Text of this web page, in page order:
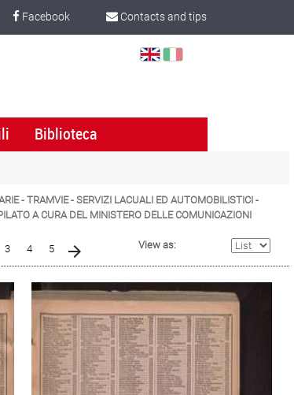
Contacts and tips
Facebook
Select
Biblioteca
- TRAMVIE - SERVIZI LACUALI ED AUTOMOBILISTICI -
A CURA DEL MINISTERO DELLE COMUNICAZIONI
3 4 5 View as: